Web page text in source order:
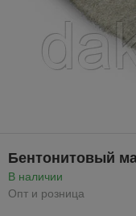
Бентонитовый
В наличии
Опт и розница